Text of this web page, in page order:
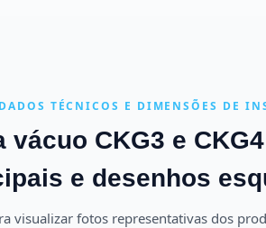
DADOS TÉCNICOS E DIMENSÕES DE
vácuo CKG3 e
e desenhos
visualizar fotos representativas dos